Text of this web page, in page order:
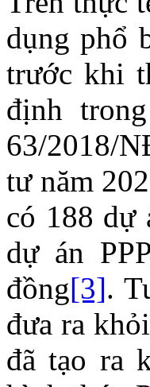
dụng phổ
trước khi
định
63/2018/
tư năm
có 188 dự
dự án
đồng[3].
đưa ra
đã tạo ra